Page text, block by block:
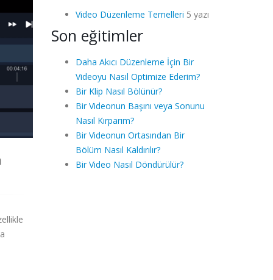
Video Düzenleme Temelleri 5 yazı
Son eğitimler
Daha Akıcı Düzenleme İçin Bir
Videoyu Nasıl Optimize Ederim?
Bir Klip Nasıl Bölünür?
Bir Videonun Başını veya Sonunu
Nasıl Kırparım?
Bir Videonun Ortasından Bir
Bölüm Nasıl Kaldırılır?
Bir Video Nasıl Döndürülür?